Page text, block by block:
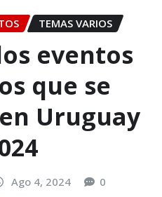
TEMAS VARIOS
eventos
que se
Uruguay
Ago 4, 2024 0